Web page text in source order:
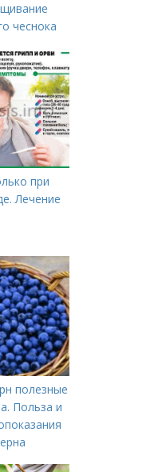
чеснока
при
Лечение
полезные
Польза и